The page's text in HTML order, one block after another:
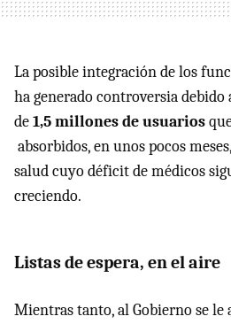
La posible integración de los
ha generado controversia debido
de1,5 millones de usuarios
absorbidos, en unos pocos
salud cuyo déficit de médicos
creciendo.
Listas de espera, en el aire
Mientras tanto, al Gobierno se le